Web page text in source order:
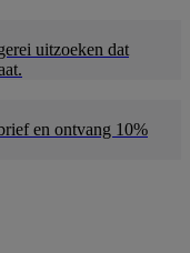
uitzoeken dat
en ontvang 10%